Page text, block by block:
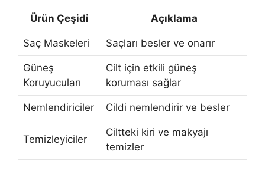
Ürün Çeşidi Açıklama
Saç Maskeleri Saçları besler ve onarır
Güneş
Koruyucuları
Cilt için etkili güneş
koruması sağlar
Nemlendiriciler Cildi nemlendirir ve besler
Temizleyiciler
Ciltteki kiri ve makyajı
temizler